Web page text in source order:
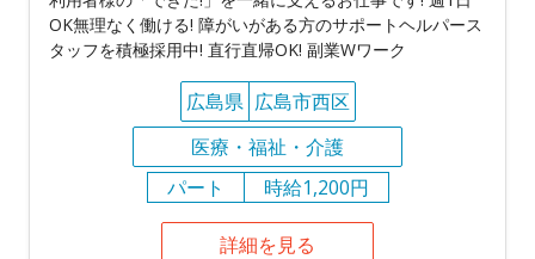
OK無理なく働ける! 障がいがある方のサポートヘルパース
タッフを積極採用中! 直行直帰OK! 副業Wワーク
広島県 広島市西区
医療・福祉・介護
パート
時給1,200円
詳細を見る